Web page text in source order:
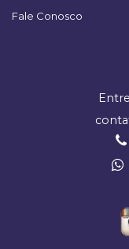
Fale Conosco